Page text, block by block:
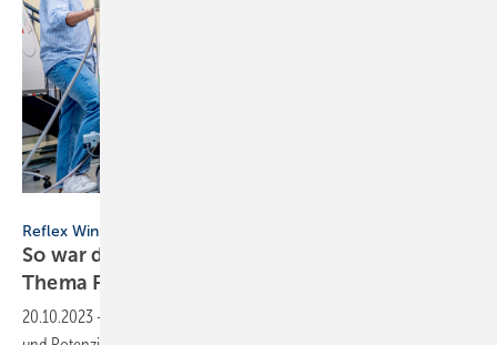
Reflex Winkelmann
So war der „Reflex Expertentalk 2023“ zum
Thema Fernwärme
20.10.2023 -